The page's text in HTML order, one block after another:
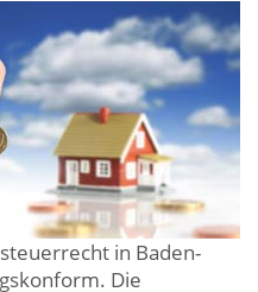
in Baden-
Die